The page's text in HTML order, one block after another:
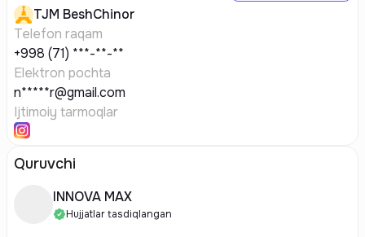
TJM BeshChinor
Telefon raqam
+998 (71) ***-**-**
Elektron pochta
n*****r@gmail.com
Ijtimoiy tarmoqlar
Quruvchi
INNOVA MAX
Hujjatlar tasdiqlangan